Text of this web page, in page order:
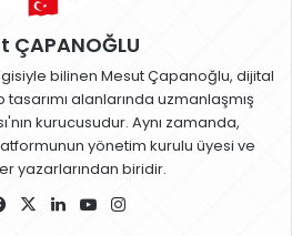
ÇAPANOĞLU
bilinen Mesut Çapanoğlu, dijital
alanlarında uzmanlaşmış
kurucusudur. Aynı zamanda,
yönetim kurulu üyesi ve
yazarlarından biridir.
Fa
X
Lin
Yo